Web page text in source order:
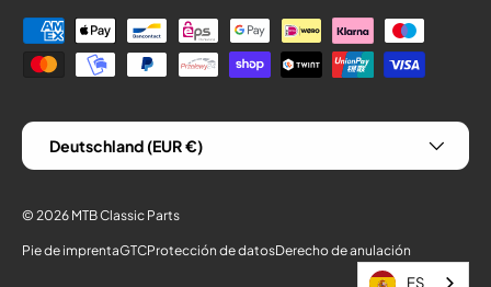
Formas de pago
País/Región
Deutschland (EUR €)
© 2026 MTB Classic Parts
Pie de imprentaGTCProtección de datosDerecho de anulación
ES